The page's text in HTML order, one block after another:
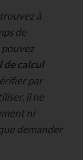
à
de
calcul
par
il ne
ni
demander